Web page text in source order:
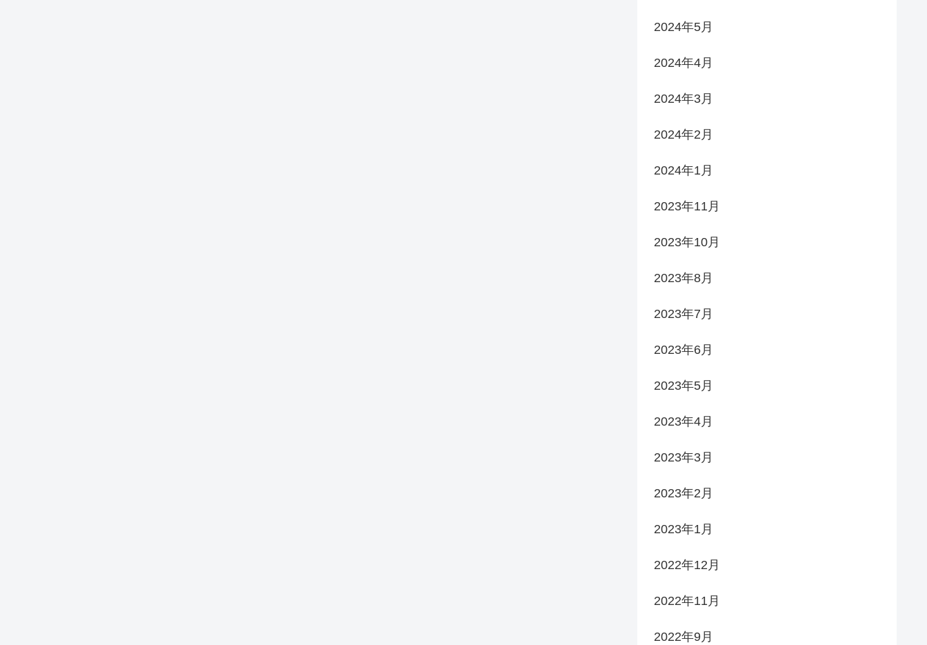
2024年5月
2024年4月
2024年3月
2024年2月
2024年1月
2023年11月
2023年10月
2023年8月
2023年7月
2023年6月
2023年5月
2023年4月
2023年3月
2023年2月
2023年1月
2022年12月
2022年11月
2022年9月